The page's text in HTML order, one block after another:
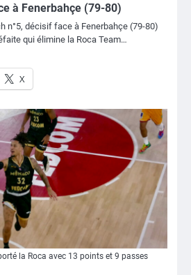
à Fenerbahçe (79-80)
n°5, décisif face à Fenerbahçe (79-80)
qui élimine la Roca Team…
X
la Roca avec 13 points et 9 passes